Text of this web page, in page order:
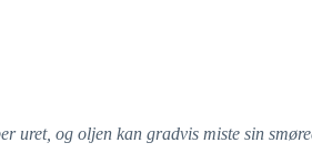
uret, og oljen kan gradvis miste sin